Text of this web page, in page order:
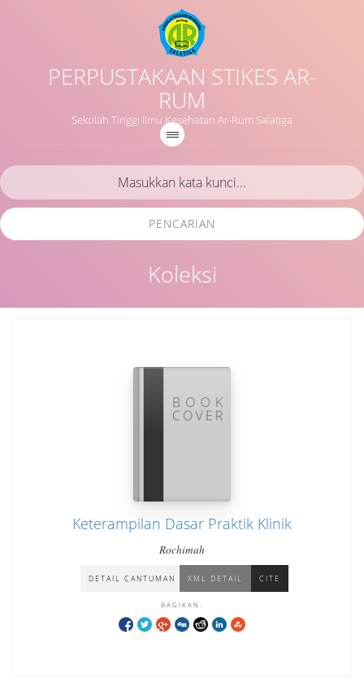
PERPUSTAKAAN STIKES AR-
RUM
Sekolah Tinggi Ilmu Kesehatan Ar-Rum Salatiga
Koleksi
PENCARIAN
Keterampilan Dasar Praktik Klinik
Rochimah
DETAIL CANTUMAN XML DETAIL CITE
BAGIKAN: